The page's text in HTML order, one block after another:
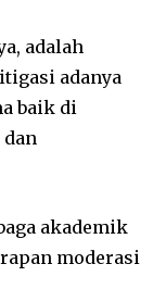
adalah
adanya
baik di
akademik
moderasi